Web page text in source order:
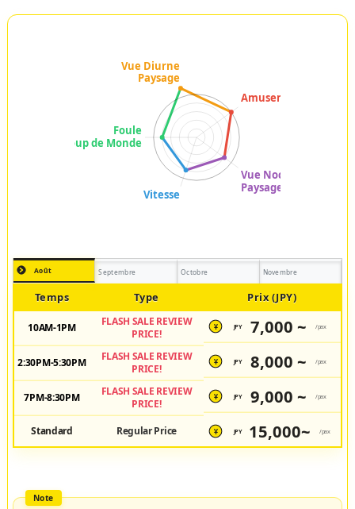
Août Septembre Octobre Novembre
Temps Type Prix (JPY)
10AM-1PM
FLASH SALE REVIEW
PRICE!
¥ JPY 7,000 ~ /pax
2:30PM-5:30PM
FLASH SALE REVIEW
PRICE!
¥ JPY 8,000 ~ /pax
7PM-8:30PM
FLASH SALE REVIEW
PRICE!
¥ JPY 9,000 ~ /pax
Standard Regular Price ¥ JPY 15,000~ /pax